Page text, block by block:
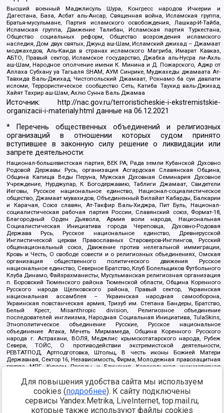
Высший военный Маджлисуль Шура, Конгресс народов Ичкерии и
Дагестана, База, Асбат аль-Ансар, Священная война, Исламская группа,
Братья-мусульмане, Партия исламского освобождения, Лашкар-И-Тайба,
Исламская группа, Движение Талибан, Исламская партия Туркестана,
Общество социальных реформ, Общество возрождения исламского
наследия, Дом двух святых, Джунд аш-Шам, Исламский джихад – Джамаат
моджахедов, Аль-Каида в странах исламского Магриба, Имарат Кавказ,
АБТО, Правый сектор, Исламское государство, Джабха аль-Нусра ли-Ахль
аш-Шам, Народное ополчение имени К. Минина и Д. Пожарского, Аджр от
Аллаха Субхану уа Тагьаля SHAM, АУМ Синрике, Муджахеды джамаата Ат-
Тавхида Валь-Джихад, Чистопольский Джамаат, Рохнамо ба суи давлати
исломи, Террористическое сообщество Сеть, Катиба Таухид валь-Джихад,
Хайят Тахрир аш-Шам, Ахлю Сунна Валь Джамаа
Источник:
http://nac.gov.ru/terroristicheskie-i-ekstremistskie-
organizacii-i-materialy.html данные на06.12.2021
* Перечень общественных объединений и религиозных
организаций в отношении которых судом принято
вступившее в законную силу решение о ликвидации или
запрете деятельности:
Национал-большевистская партия, ВЕК РА, Рада земли Кубанской Духовно
Родовой Державы Русь, организация Асгардская Славянская Община,
Община Капища Веды Перуна, Мужская Духовная Семинария Духовное
Учреждение, Нурджулар, К Богодержавию, Таблиги Джамаат, Свидетели
Иеговы, Русское национальное единство, Национал-социалистическое
общество, Джамаат мувахидов, Объединенный Вилайат Кабарды, Балкарии
и Карачая, Союз славян, Ат-Такфир Валь-Хиджра, Пит Буль, Национал-
социалистическая рабочая партия России, Славянский союз, Формат-18,
Благородный Орден Дьявола, Армия воли народа, Национальная
Социалистическая Инициатива города Череповца, Духовно-Родовая
Держава Русь, Русское национальное единство, Древнерусской
Инглистической церкви Православных Староверов-Инглингов, Русский
общенациональный союз, Движение против нелегальной иммиграции,
Кровь и Честь, О свободе совести и о религиозных объединениях, Омская
организация общественного политического движения Русское
национальное единство, Северное Братство, Клуб Болельщиков Футбольного
Клуба Динамо, Файзрахманисты, Мусульманская религиозная организация
п. Боровский Тюменского района Тюменской области, Община Коренного
Русского народа Щелковского района, Правый сектор, Украинская
национальная ассамблея – Украинская народная самооборона,
Украинская повстанческая армия, Тризуб им. Степана Бандеры, Братство,
Белый Крест, Misanthropic division, Религиозное объединение
последователей инглиизма, Народная Социальная Инициатива, TulaSkins,
Этнополитическое объединение Русские, Русское национальное
объединение Атака, Мечеть Мирмамеда, Община Коренного Русского
народа г. Астрахани, ВОЛЯ, Меджлис крымскотатарского народа, Рубеж
Севера, ТОЙС, О противодействии экстремистской деятельности,
РЕВТАТПОД, Артподготовка, Штольц, В честь иконы Божией Матери
Державная, Сектор 16, Независимость, Фирма, Молодежная правозащитная
группа МПГ, Курсом Правды и Единения, Каракольская инициативная
Благотворительный пансионат Ак Умут, Русская республика Русь,
Арестантское уголовное единство, Башкорт, Нация и свобода, W.H.С., Фалунь
Дафа, Иртыш Ultras, Русский Патриотический клуб-Новокузнецк/РПК,
Сибирский державный союз, Фонд борьбы с коррупцией, Фонд защиты прав
граждан, Штабы Навального, Совет граждан СССР Прикубанского округа г.
Для повышения удобства сайта мы используем
cookies (подробнее). К сайту подключены
сервисы Yandex.Metrika, LiveInternet, top.mail.ru,
которые также используют файлы cookies